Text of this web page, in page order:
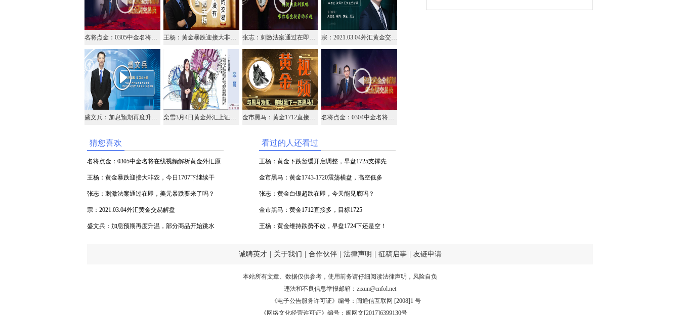
名将点金：0305中金名将在线视频解析黄金外汇原油 王杨：黄金暴跌迎接大非农，今日1707下继续干空！ 张志：刺激法案通过在即，美元暴跌要来了吗？ 宗：2021.03.04外汇黄金交易解盘
盛文兵：加息预期再度升温，部分商品开始跳水 栾雪3月4日黄金外汇上证解盘 金市黑马：黄金1712直接多，目标1725 名将点金：0304中金名将在线视频解析黄金外汇原油
猜您喜欢
名将点金：0305中金名将在线视频解析黄金外汇原
油
王杨：黄金暴跌迎接大非农，今日1707下继续干
空！
张志：刺激法案通过在即，美元暴跌要来了吗？
宗：2021.03.04外汇黄金交易解盘
盛文兵：加息预期再度升温，部分商品开始跳水
看过的人还看过
王杨：黄金下跌暂缓开启调整，早盘1725支撑先
多！
金市黑马：黄金1743-1720震荡横盘，高空低多
张志：黄金白银超跌在即，今天能见底吗？
金市黑马：黄金1712直接多，目标1725
王杨：黄金维持跌势不改，早盘1724下还是空！
诚聘英才 关于我们 合作伙伴 法律声明 征稿启事 友链申请
本站所有文章、数据仅供参考，使用前务请仔细阅读法律声明 ，风险自负
违法和不良信息举报邮箱： zixun@cnfol.net
《电子公告服务许可证》编号：闽通信互联网 [2008]1 号
《网络文化经营许可证》编号：闽网文[2017]6399130号